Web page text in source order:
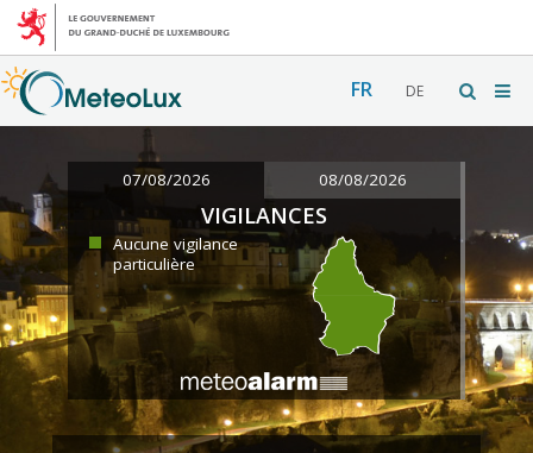
FR DE
07/08/2026 08/08/2026
VIGILANCES
Aucune vigilance
particulière